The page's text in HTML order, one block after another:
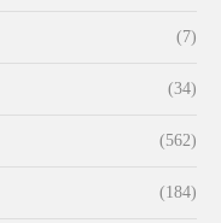
(7)
(34)
(562)
(184)